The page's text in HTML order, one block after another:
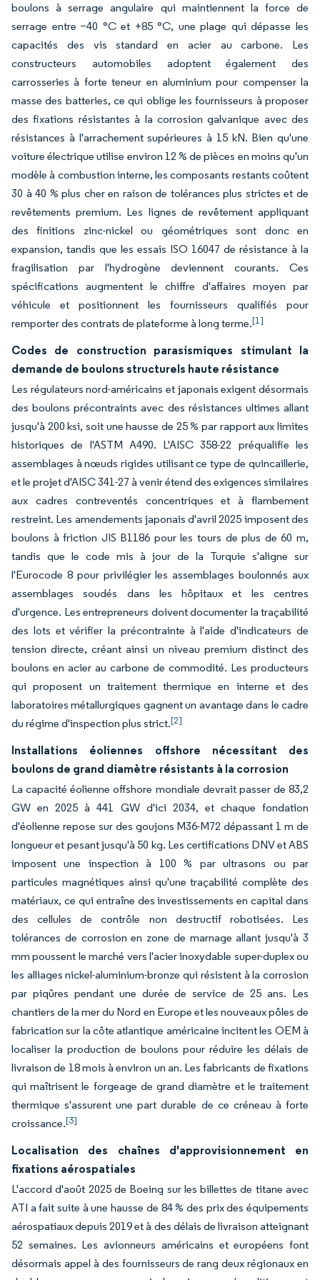
boulons à serrage angulaire qui maintiennent la force de
serrage entre −40 °C et +85 °C, une plage qui dépasse les
capacités des vis standard en acier au carbone. Les
constructeurs automobiles adoptent également des
carrosseries à forte teneur en aluminium pour compenser la
masse des batteries, ce qui oblige les fournisseurs à proposer
des fixations résistantes à la corrosion galvanique avec des
résistances à l'arrachement supérieures à 15 kN. Bien qu'une
voiture électrique utilise environ 12 % de pièces en moins qu'un
modèle à combustion interne, les composants restants coûtent
30 à 40 % plus cher en raison de tolérances plus strictes et de
revêtements premium. Les lignes de revêtement appliquant
des finitions zinc-nickel ou géométriques sont donc en
expansion, tandis que les essais ISO 16047 de résistance à la
fragilisation par l'hydrogène deviennent courants. Ces
spécifications augmentent le chiffre d'affaires moyen par
véhicule et positionnent les fournisseurs qualifiés pour
remporter des contrats de plateforme à long terme.[1]
Codes de construction parasismiques stimulant la
demande de boulons structurels haute résistance
Les régulateurs nord-américains et japonais exigent désormais
des boulons précontraints avec des résistances ultimes allant
jusqu'à 200 ksi, soit une hausse de 25 % par rapport aux limites
historiques de l'ASTM A490. L'AISC 358-22 préqualifie les
assemblages à nœuds rigides utilisant ce type de quincaillerie,
et le projet d'AISC 341-27 à venir étend des exigences similaires
aux cadres contreventés concentriques et à flambement
restreint. Les amendements japonais d'avril 2025 imposent des
boulons à friction JIS B1186 pour les tours de plus de 60 m,
tandis que le code mis à jour de la Turquie s'aligne sur
l'Eurocode 8 pour privilégier les assemblages boulonnés aux
assemblages soudés dans les hôpitaux et les centres
d'urgence. Les entrepreneurs doivent documenter la traçabilité
des lots et vérifier la précontrainte à l'aide d'indicateurs de
tension directe, créant ainsi un niveau premium distinct des
boulons en acier au carbone de commodité. Les producteurs
qui proposent un traitement thermique en interne et des
laboratoires métallurgiques gagnent un avantage dans le cadre
du régime d'inspection plus strict.[2]
Installations éoliennes offshore nécessitant des
boulons de grand diamètre résistants à la corrosion
La capacité éolienne offshore mondiale devrait passer de 83,2
GW en 2025 à 441 GW d'ici 2034, et chaque fondation
d'éolienne repose sur des goujons M36-M72 dépassant 1 m de
longueur et pesant jusqu'à 50 kg. Les certifications DNV et ABS
imposent une inspection à 100 % par ultrasons ou par
particules magnétiques ainsi qu'une traçabilité complète des
matériaux, ce qui entraîne des investissements en capital dans
des cellules de contrôle non destructif robotisées. Les
tolérances de corrosion en zone de marnage allant jusqu'à 3
mm poussent le marché vers l'acier inoxydable super-duplex ou
les alliages nickel-aluminium-bronze qui résistent à la corrosion
par piqûres pendant une durée de service de 25 ans. Les
chantiers de la mer du Nord en Europe et les nouveaux pôles de
fabrication sur la côte atlantique américaine incitent les OEM à
localiser la production de boulons pour réduire les délais de
livraison de 18 mois à environ un an. Les fabricants de fixations
qui maîtrisent le forgeage de grand diamètre et le traitement
thermique s'assurent une part durable de ce créneau à forte
croissance.[3]
Localisation des chaînes d'approvisionnement en
fixations aérospatiales
L'accord d'août 2025 de Boeing sur les billettes de titane avec
ATI a fait suite à une hausse de 84 % des prix des équipements
aérospatiaux depuis 2019 et à des délais de livraison atteignant
52 semaines. Les avionneurs américains et européens font
désormais appel à des fournisseurs de rang deux régionaux en